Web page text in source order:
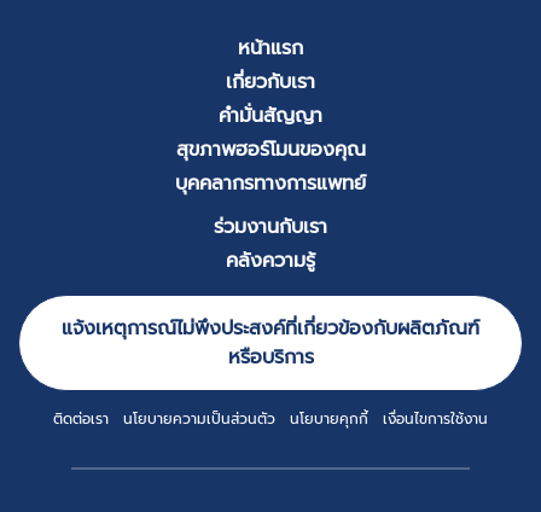
หน้าแรก
เกี่ยวกับเรา
คำมั่นสัญญา
สุขภาพฮอร์โมนของคุณ
บุคคลากรทางการแพทย์
ร่วมงานกับเรา
คลังความรู้
แจ้งเหตุการณ์ไม่พึงประสงค์ที่เกี่ยวข้องกับผลิตภัณฑ์
หรือบริการ
ติดต่อเรา นโยบายความเป็นส่วนตัว นโยบายคุกกี้ เงื่อนไขการใช้งาน